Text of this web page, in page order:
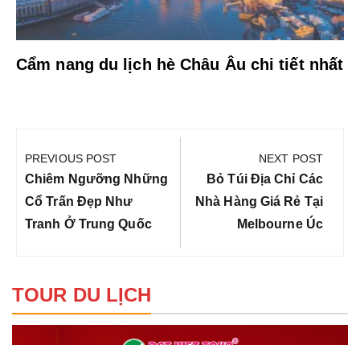
Cẩm nang du lịch hè Châu Âu chi tiết nhất
hướng
bài
viết
PREVIOUS POST
Previous
Post:
Chiêm Ngưỡng Những
Cổ Trấn Đẹp Như
Tranh Ở Trung Quốc
NEXT POST
Next
Post:
Bỏ Túi Địa Chỉ Các
Nhà Hàng Giá Rẻ Tại
Melbourne Úc
TOUR DU LỊCH